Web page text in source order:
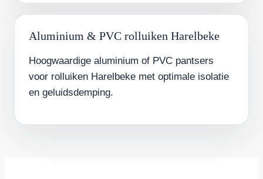
Aluminium & PVC rolluiken Harelbeke
Hoogwaardige aluminium of PVC pantsers
voor rolluiken Harelbeke met optimale isolatie
en geluidsdemping.